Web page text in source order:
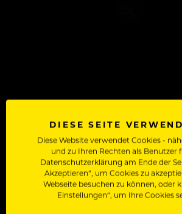
Dein Vorname
In welchem Bereich arbeitest du
DIESE SEITE
Diese Website verwendet Cookies -
und zu Ihren Rechten als Benutzer
Datenschutzerklärung am Ende der
Akzeptieren“, um Cookies zu
Webseite besuchen zu können, oder
Einstellungen“, um Ihre Cookies